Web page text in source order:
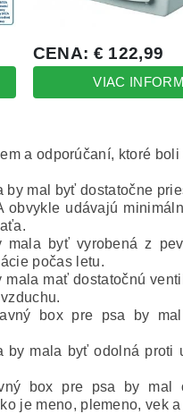
a odporúčaní, ktoré
by mal byť dostatočne
obvykle udávajú
mala byť vyrobená z
počas letu.
mala mať dostatočnú
box pre psa by
by mala byť odolná
box pre psa by mal
je meno, plemeno, vek a